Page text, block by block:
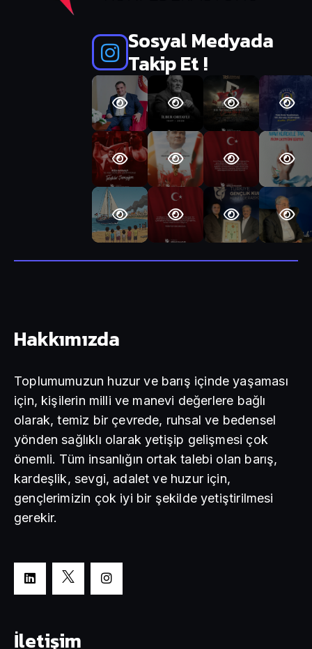
Sosyal Medyada
Takip Et !
Hakkımızda
Toplumumuzun huzur ve barış içinde yaşaması
için, kişilerin milli ve manevi değerlere bağlı
olarak, temiz bir çevrede, ruhsal ve bedensel
yönden sağlıklı olarak yetişip gelişmesi çok
önemli. Tüm insanlığın ortak talebi olan barış,
kardeşlik, sevgi, adalet ve huzur için,
gençlerimizin çok iyi bir şekilde yetiştirilmesi
gerekir.
İletişim